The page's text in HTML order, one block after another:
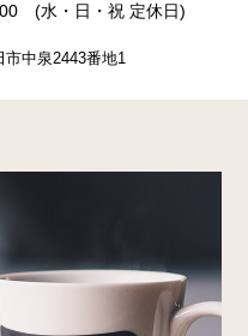
(水・日・祝 定休日)
中泉2443番地1